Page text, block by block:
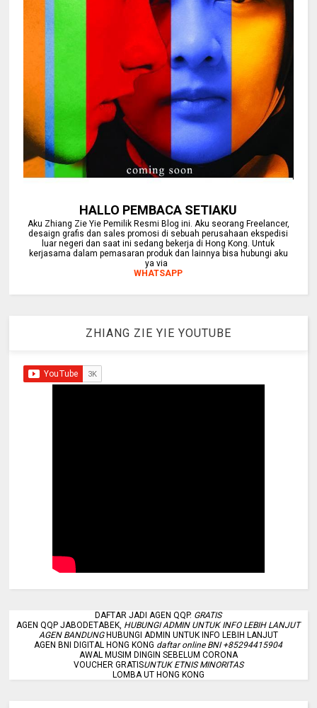
HALLO PEMBACA SETIAKU
Aku Zhiang Zie Yie Pemilik Resmi Blog ini. Aku seorang Freelancer,
desaign grafis dan sales promosi di sebuah perusahaan ekspedisi
luar negeri dan saat ini sedang bekerja di Hong Kong. Untuk
kerjasama dalam pemasaran produk dan lainnya bisa hubungi aku
ya via
WHATSAPP
ZHIANG ZIE YIE YOUTUBE
DAFTAR JADI AGEN QQP. GRATIS
AGEN QQP JABODETABEK, HUBUNGI ADMIN UNTUK INFO LEBIH LANJUT
AGEN BANDUNGHUBUNGI ADMIN UNTUK INFO LEBIH LANJUT
AGEN BNI DIGITAL HONG KONG daftar online BNI +85294415904
AWAL MUSIM DINGIN SEBELUM CORONA
VOUCHER GRATISUNTUK ETNIS MINORITAS
LOMBA UT HONG KONG